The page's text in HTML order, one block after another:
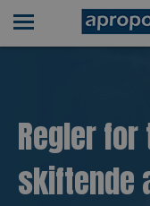
Regler
skiftende